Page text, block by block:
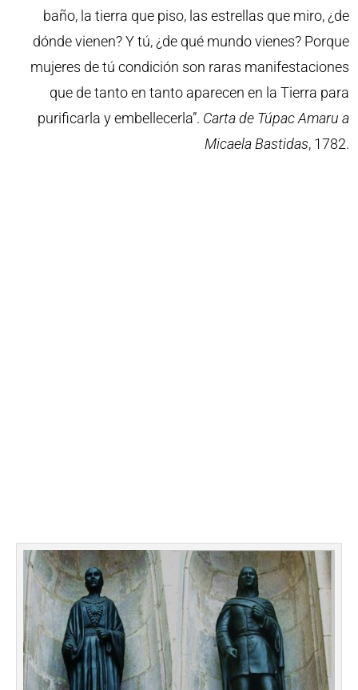
baño, la tierra que piso, las estrellas que miro, ¿de
dónde vienen? Y tú, ¿de qué mundo vienes? Porque
mujeres de tú condición son raras manifestaciones
que de tanto en tanto aparecen en la Tierra para
purificarla y embellecerla”. Carta de Túpac Amaru a
Micaela Bastidas, 1782.